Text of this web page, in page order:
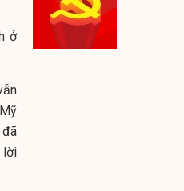
ở
đã
lời